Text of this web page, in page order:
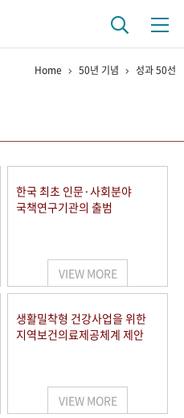
역사
연구자들
행정박물 영상 기록물
Home 50년 기념 성과 50선
한국 최초 인문·사회분야
국책연구기관의 출범
VIEW MORE
생활밀착형 건강사업을 위한
지역보건의료제공체계 제안
VIEW MORE